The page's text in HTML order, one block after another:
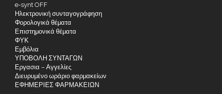
e-synt OFF
Ηλεκτρονική συνταγογράφηση
Φορολογικά θέματα
Επιστημονικά θέματα
ΦΥΚ
Εμβόλια
ΥΠΟΒΟΛΗ ΣΥΝΤΑΓΩΝ
Εργασια – Αγγελίες
Διευρυμένο ωράριο φαρμακείων
ΕΦΗΜΕΡΙΕΣ ΦΑΡΜΑΚΕΙΩΝ